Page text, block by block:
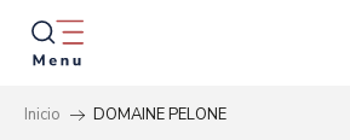
Aller
contenu
principal
Inicio DOMAINE PELONE